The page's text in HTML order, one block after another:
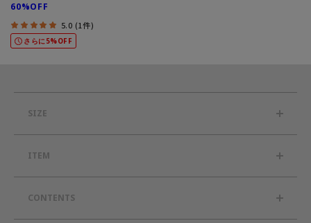
60%OFF
5.0 (1件)
さらに5%OFF
SIZE
ITEM
CONTENTS